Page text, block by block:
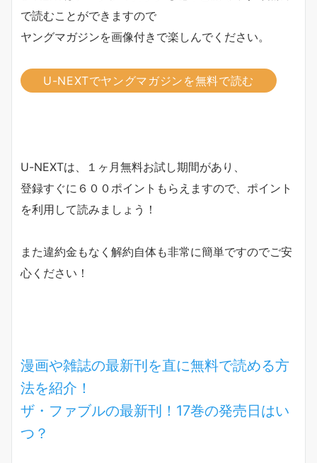
で読むことができますので
ヤングマガジンを画像付きで楽しんでください。
U-NEXTでヤングマガジンを無料で読む
U-NEXTは、１ヶ月無料お試し期間があり、
登録すぐに６００ポイントもらえますので、ポイント
を利用して読みましょう！
また違約金もなく解約自体も非常に簡単ですのでご安
心ください！
漫画や雑誌の最新刊を直に無料で読める方
法を紹介！
ザ・ファブルの最新刊！17巻の発売日はい
つ？